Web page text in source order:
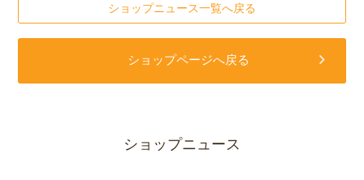
ショップニュース一覧へ戻る
ショップページへ戻る
ショップニュース